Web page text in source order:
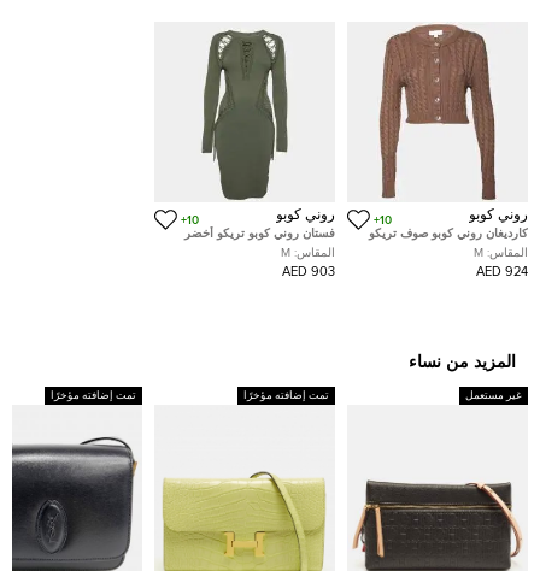
روني كوبو
10+
كارديغان روني كوبو صوف تريكو
كابل بني قصير مقاس وسط (
ميديوم )
المقاس: M
924 AED
روني كوبو
10+
فستان روني كوبو تريكو أخضر
قصات مفرغة مزين رباط طرتز
بوديكون مقاس متوسط (ميديوم)
المقاس: M
903 AED
المزيد من نساء
غير مستعمل تمت إضافته مؤخرًا تمت إضافته مؤخرًا